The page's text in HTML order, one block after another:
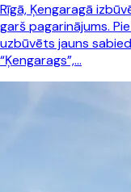
Rīgā, Ķengaragā
garš pagarinājums.
uzbūvēts jauns
“Ķengarags”,…